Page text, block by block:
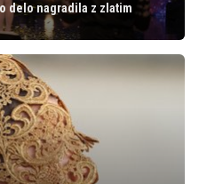
delo nagradila z zlatim